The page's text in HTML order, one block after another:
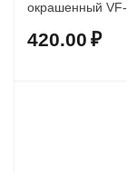
окрашенный VF-SC510125
420.00 ₽